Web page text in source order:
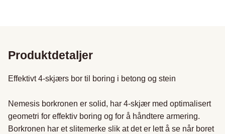
Produktdetaljer
Effektivt 4-skjærs bor til boring i betong og stein
Nemesis borkronen er solid, har 4-skjær med optimalisert
geometri for effektiv boring og for å håndtere armering.
Borkronen har et slitemerke slik at det er lett å se når boret